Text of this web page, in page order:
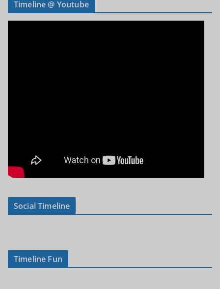
Timeline @ Youtube
Social Timeline
Timeline Fun